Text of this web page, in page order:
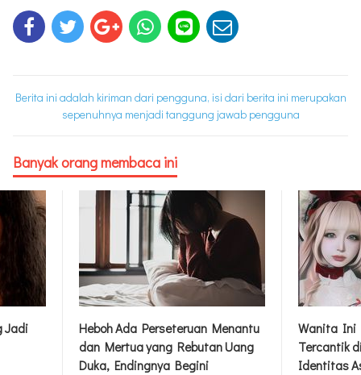
Berita ini adalah kiriman dari pengguna, isi dari berita ini merupakan
sepenuhnya menjadi tanggung jawab pengguna
Banyak orang membaca ini
Jadi
Heboh Ada Perseteruan Menantu
dan Mertua yang Rebutan Uang
Duka, Endingnya Begini
Wanita Ini
Tercantik
Identitas